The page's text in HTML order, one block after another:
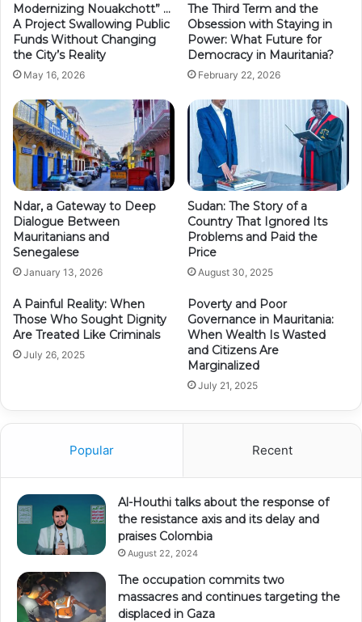
Modernizing Nouakchott” …
A Project Swallowing Public
Funds Without Changing
the City’s Reality
May 16, 2026
The Third Term and the
Obsession with Staying in
Power: What Future for
Democracy in Mauritania?
February 22, 2026
Ndar, a Gateway to Deep
Dialogue Between
Mauritanians and
Senegalese
January 13, 2026
Sudan: The Story of a
Country That Ignored Its
Problems and Paid the
Price
August 30, 2025
A Painful Reality: When
Those Who Sought Dignity
Are Treated Like Criminals
July 26, 2025
Poverty and Poor
Governance in Mauritania:
When Wealth Is Wasted
and Citizens Are
Marginalized
July 21, 2025
Popular Recent
Al-Houthi talks about the response of
the resistance axis and its delay and
praises Colombia
August 22, 2024
The occupation commits two
massacres and continues targeting the
displaced in Gaza